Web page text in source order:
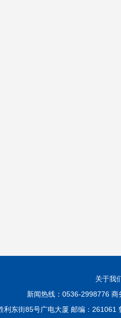
关于我
新闻热线：0536-2998776
利东街85号广电大厦 邮编：